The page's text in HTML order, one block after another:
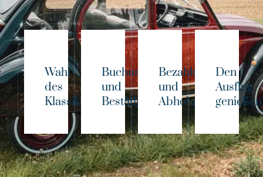
Wahl
des
Klassikers!
Buchung
und
Bestätigung
Bezahlung
und
Abholung
Den
Ausflug